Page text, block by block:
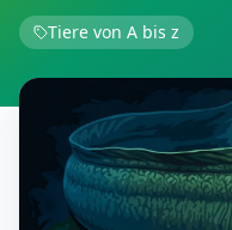
Tiere von A bis z